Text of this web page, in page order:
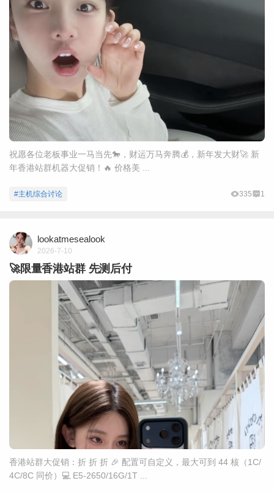
祝愿各位老板事业一马当先🐎，财运万马奔腾💰，新年发大财🚀 新
年香港站群机器大促销！🔥 价格美 ...
#主机综合讨论 335 1
lookatmesealook
2026-7-10
🚀限量香港站群 先测后付
香港站群大促销：折 折 折 🎉 配置可自定义，最大可到 44 核（1C/
4C/8C 同价）💻 E5-2650/16G/1T ...